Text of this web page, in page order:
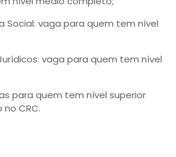
Social: vaga para quem tem nível
vaga para quem tem nível
para quem tem nível superior
CRC.